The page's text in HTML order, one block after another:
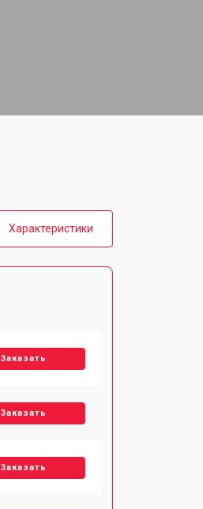
Характеристики
Заказать
Заказать
Заказать